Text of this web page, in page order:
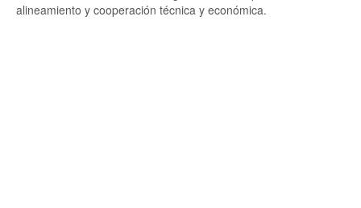
alineamiento y cooperación técnica y económica.